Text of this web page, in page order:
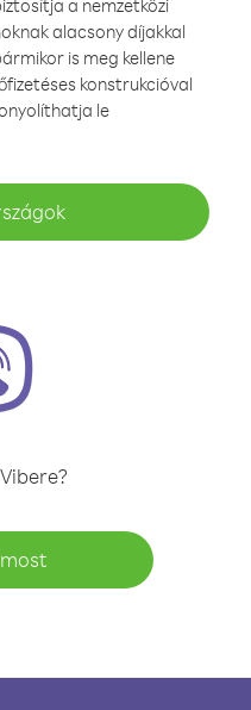
a nemzetközi
alacsony díjakkal
is meg kellene
konstrukcióval
le